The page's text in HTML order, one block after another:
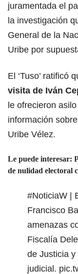
juramentada el
la investigación
General de la
Uribe por
El ‘Tuso’ ratificó
visita de Iván
le ofrecieron
información
Uribe Vélez.
Le puede interesar:
de nulidad electoral
#NoticiaW |
Francisco
amenazas
Fiscalía
de Justicia
judicial.